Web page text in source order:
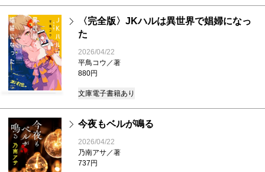
〈完全版〉JKハルは異世界で娼婦になっ
た
2026/04/22
平鳥コウ／著
880円
文庫電子書籍あり
今夜もベルが鳴る
2026/04/22
乃南アサ／著
737円